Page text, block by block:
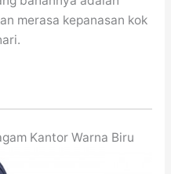
merasa kepanasan kok
Kantor Warna Biru